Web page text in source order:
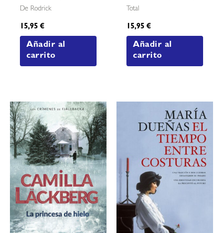
De Rodrick
15,95€
Añadir al
carrito
Total
15,95€
Añadir al
carrito